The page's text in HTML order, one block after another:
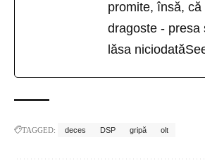
promite, însă, că
dragoste - presa
lăsa niciodată
TAGGED: deces DSP gripă olt